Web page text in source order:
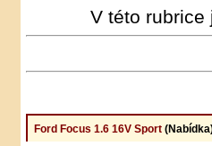
V této
Ford Focus 1.6 16V Sport